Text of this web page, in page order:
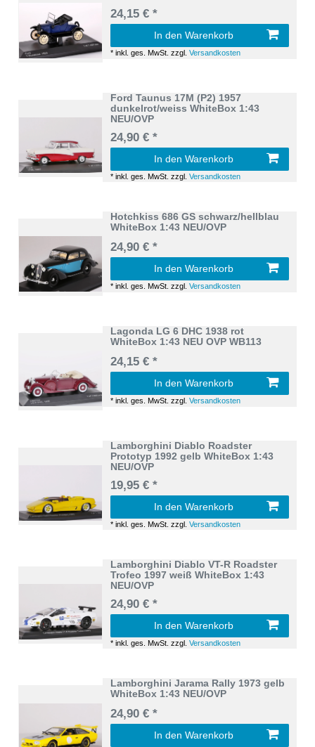
24,15 € *
In den Warenkorb
*inkl. ges. MwSt. zzgl.Versandkosten
Ford Taunus 17M (P2) 1957
dunkelrot/weiss WhiteBox 1:43
NEU/OVP
24,90 € *
In den Warenkorb
*inkl. ges. MwSt. zzgl.Versandkosten
Hotchkiss 686 GS schwarz/hellblau
WhiteBox 1:43 NEU/OVP
24,90 € *
In den Warenkorb
*inkl. ges. MwSt. zzgl.Versandkosten
Lagonda LG 6 DHC 1938 rot
WhiteBox 1:43 NEU OVP WB113
24,15 € *
In den Warenkorb
*inkl. ges. MwSt. zzgl.Versandkosten
Lamborghini Diablo Roadster
Prototyp 1992 gelb WhiteBox 1:43
NEU/OVP
19,95 € *
In den Warenkorb
*inkl. ges. MwSt. zzgl.Versandkosten
Lamborghini Diablo VT-R Roadster
Trofeo 1997 weiß WhiteBox 1:43
NEU/OVP
24,90 € *
In den Warenkorb
*inkl. ges. MwSt. zzgl.Versandkosten
Lamborghini Jarama Rally 1973 gelb
WhiteBox 1:43 NEU/OVP
24,90 € *
In den Warenkorb